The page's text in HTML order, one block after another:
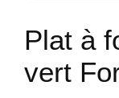
Plat à
vert